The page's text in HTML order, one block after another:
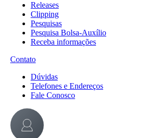
Releases
Clipping
Pesquisas
Pesquisa Bolsa-Auxílio
Receba informações
Contato
Dúvidas
Telefones e Endereços
Fale Conosco